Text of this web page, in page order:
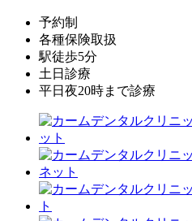
予約制
各種保険取扱
駅徒歩5分
土日診療
平日夜20時まで診療